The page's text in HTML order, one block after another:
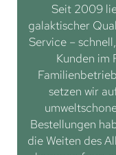
Seit 2009
galaktischer
Service –
Kunden im
setzen wir
Bestellungen
die Weiten des